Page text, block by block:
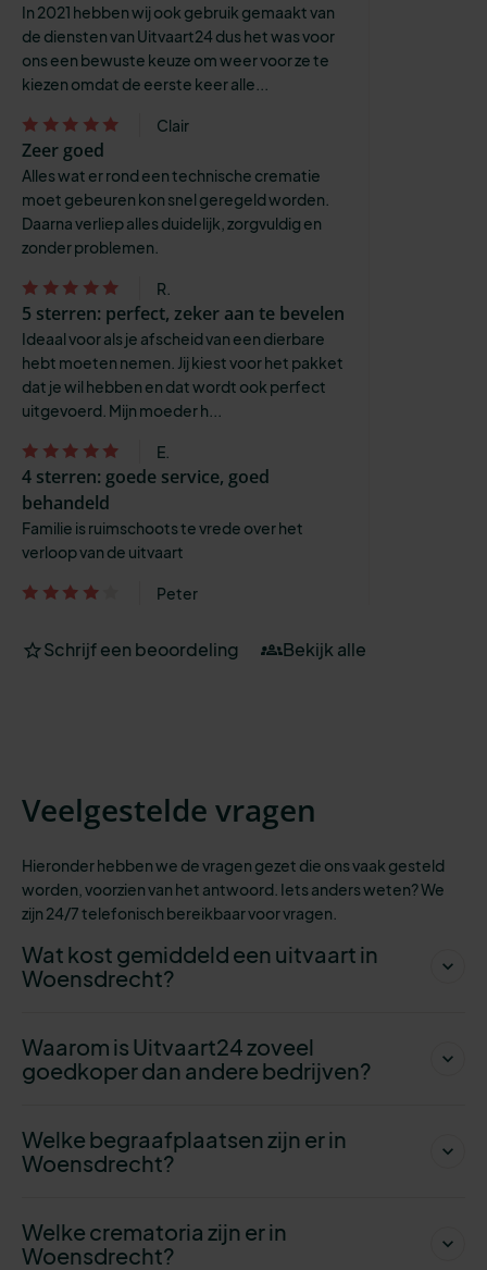
In 2021 hebben wij ook gebruik gemaakt van
de diensten van Uitvaart24 dus het was voor
ons een bewuste keuze om weer voor ze te
kiezen omdat de eerste keer alle...
Clair
Zeer goed
Alles wat er rond een technische crematie
moet gebeuren kon snel geregeld worden.
Daarna verliep alles duidelijk, zorgvuldig en
zonder problemen.
R.
5 sterren: perfect, zeker aan te bevelen
Ideaal voor als je afscheid van een dierbare
hebt moeten nemen. Jij kiest voor het pakket
dat je wil hebben en dat wordt ook perfect
uitgevoerd. Mijn moeder h...
E.
4 sterren: goede service, goed
behandeld
Familie is ruimschoots te vrede over het
verloop van de uitvaart
Peter
Schrijf een beoordeling Bekijk alle
Veelgestelde vragen
Hieronder hebben we de vragen gezet die ons vaak gesteld
worden, voorzienvan het antwoord. Iets anders weten? We
zijn 24/7 telefonisch bereikbaar voor vragen.
Wat kost gemiddeld een uitvaart in
Woensdrecht?
Waarom is Uitvaart24 zoveel
goedkoper dan andere bedrijven?
Welke begraafplaatsen zijn er in
Woensdrecht?
Welke crematoria zijn er in
Woensdrecht?